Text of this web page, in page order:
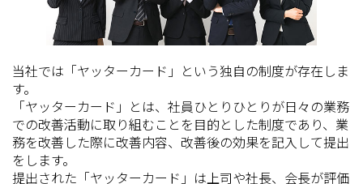
当社では「ヤッターカード」という独自の制度が存在しま
す。
「ヤッターカード」とは、社員ひとりひとりが日々の業務
での改善活動に取り組むことを目的とした制度であり、業
務を改善した際に改善内容、改善後の効果を記入して提出
をします。
提出された「ヤッターカード」は上司や社長、会長が評価